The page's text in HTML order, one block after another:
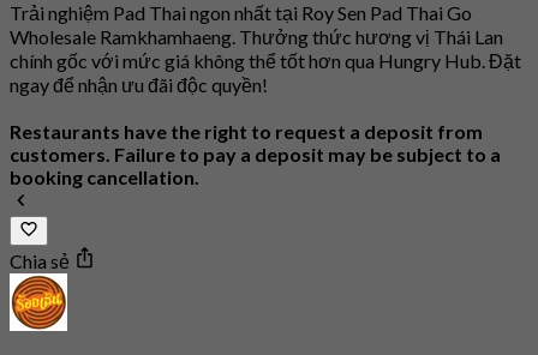
Trải nghiệm Pad Thai ngon nhất tại Roy Sen Pad Thai Go
Wholesale Ramkhamhaeng. Thưởng thức hương vị Thái Lan
chính gốc với mức giá không thể tốt hơn qua Hungry Hub. Đặt
ngay để nhận ưu đãi độc quyền!
Restaurants have the right to request a deposit from
customers. Failure to pay a deposit may be subject to a
booking cancellation.
Chia sẻ